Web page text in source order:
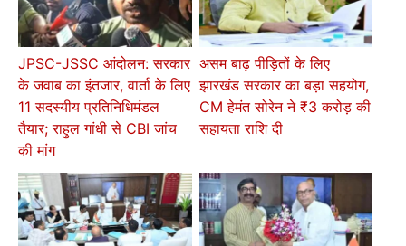
JPSC-JSSC आंदोलन: सरकार
के जवाब का इंतजार, वार्ता के लिए
11 सदस्यीय प्रतिनिधिमंडल
तैयार; राहुल गांधी से CBI जांच
की मांग
असम बाढ़ पीड़ितों के लिए
झारखंड सरकार का बड़ा सहयोग,
CM हेमंत सोरेन ने ₹3 करोड़ की
सहायता राशि दी